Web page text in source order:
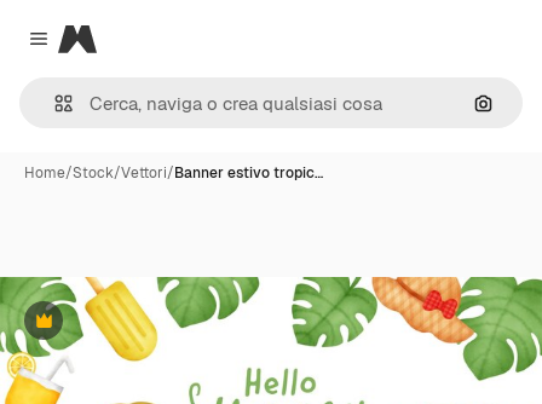
Close menu
Magnific
Cerca
Home/Stock/Vettori/Banner estivo tropic…
Premium